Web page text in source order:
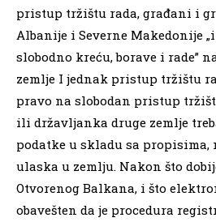
pristup tržištu rada, građani i
Albanije i Severne Makedonije
slobodno kreću, borave i rade”
zemlje I jednak pristup tržištu
pravo na slobodan pristup
ili državljanka druge zemlje
podatke u skladu sa propisima,
ulaska u zemlju. Nakon što
Otvorenog Balkana, i što
obavešten da je procedura